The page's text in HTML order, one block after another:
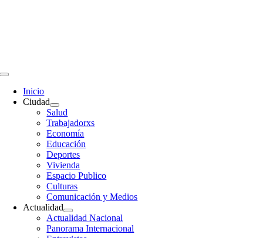
Toggle
Navigation
Inicio
Ciudad
Salud
Trabajadorxs
Economía
Educación
Deportes
Vivienda
Espacio Publico
Culturas
Comunicación y Medios
Actualidad
Actualidad Nacional
Panorama Internacional